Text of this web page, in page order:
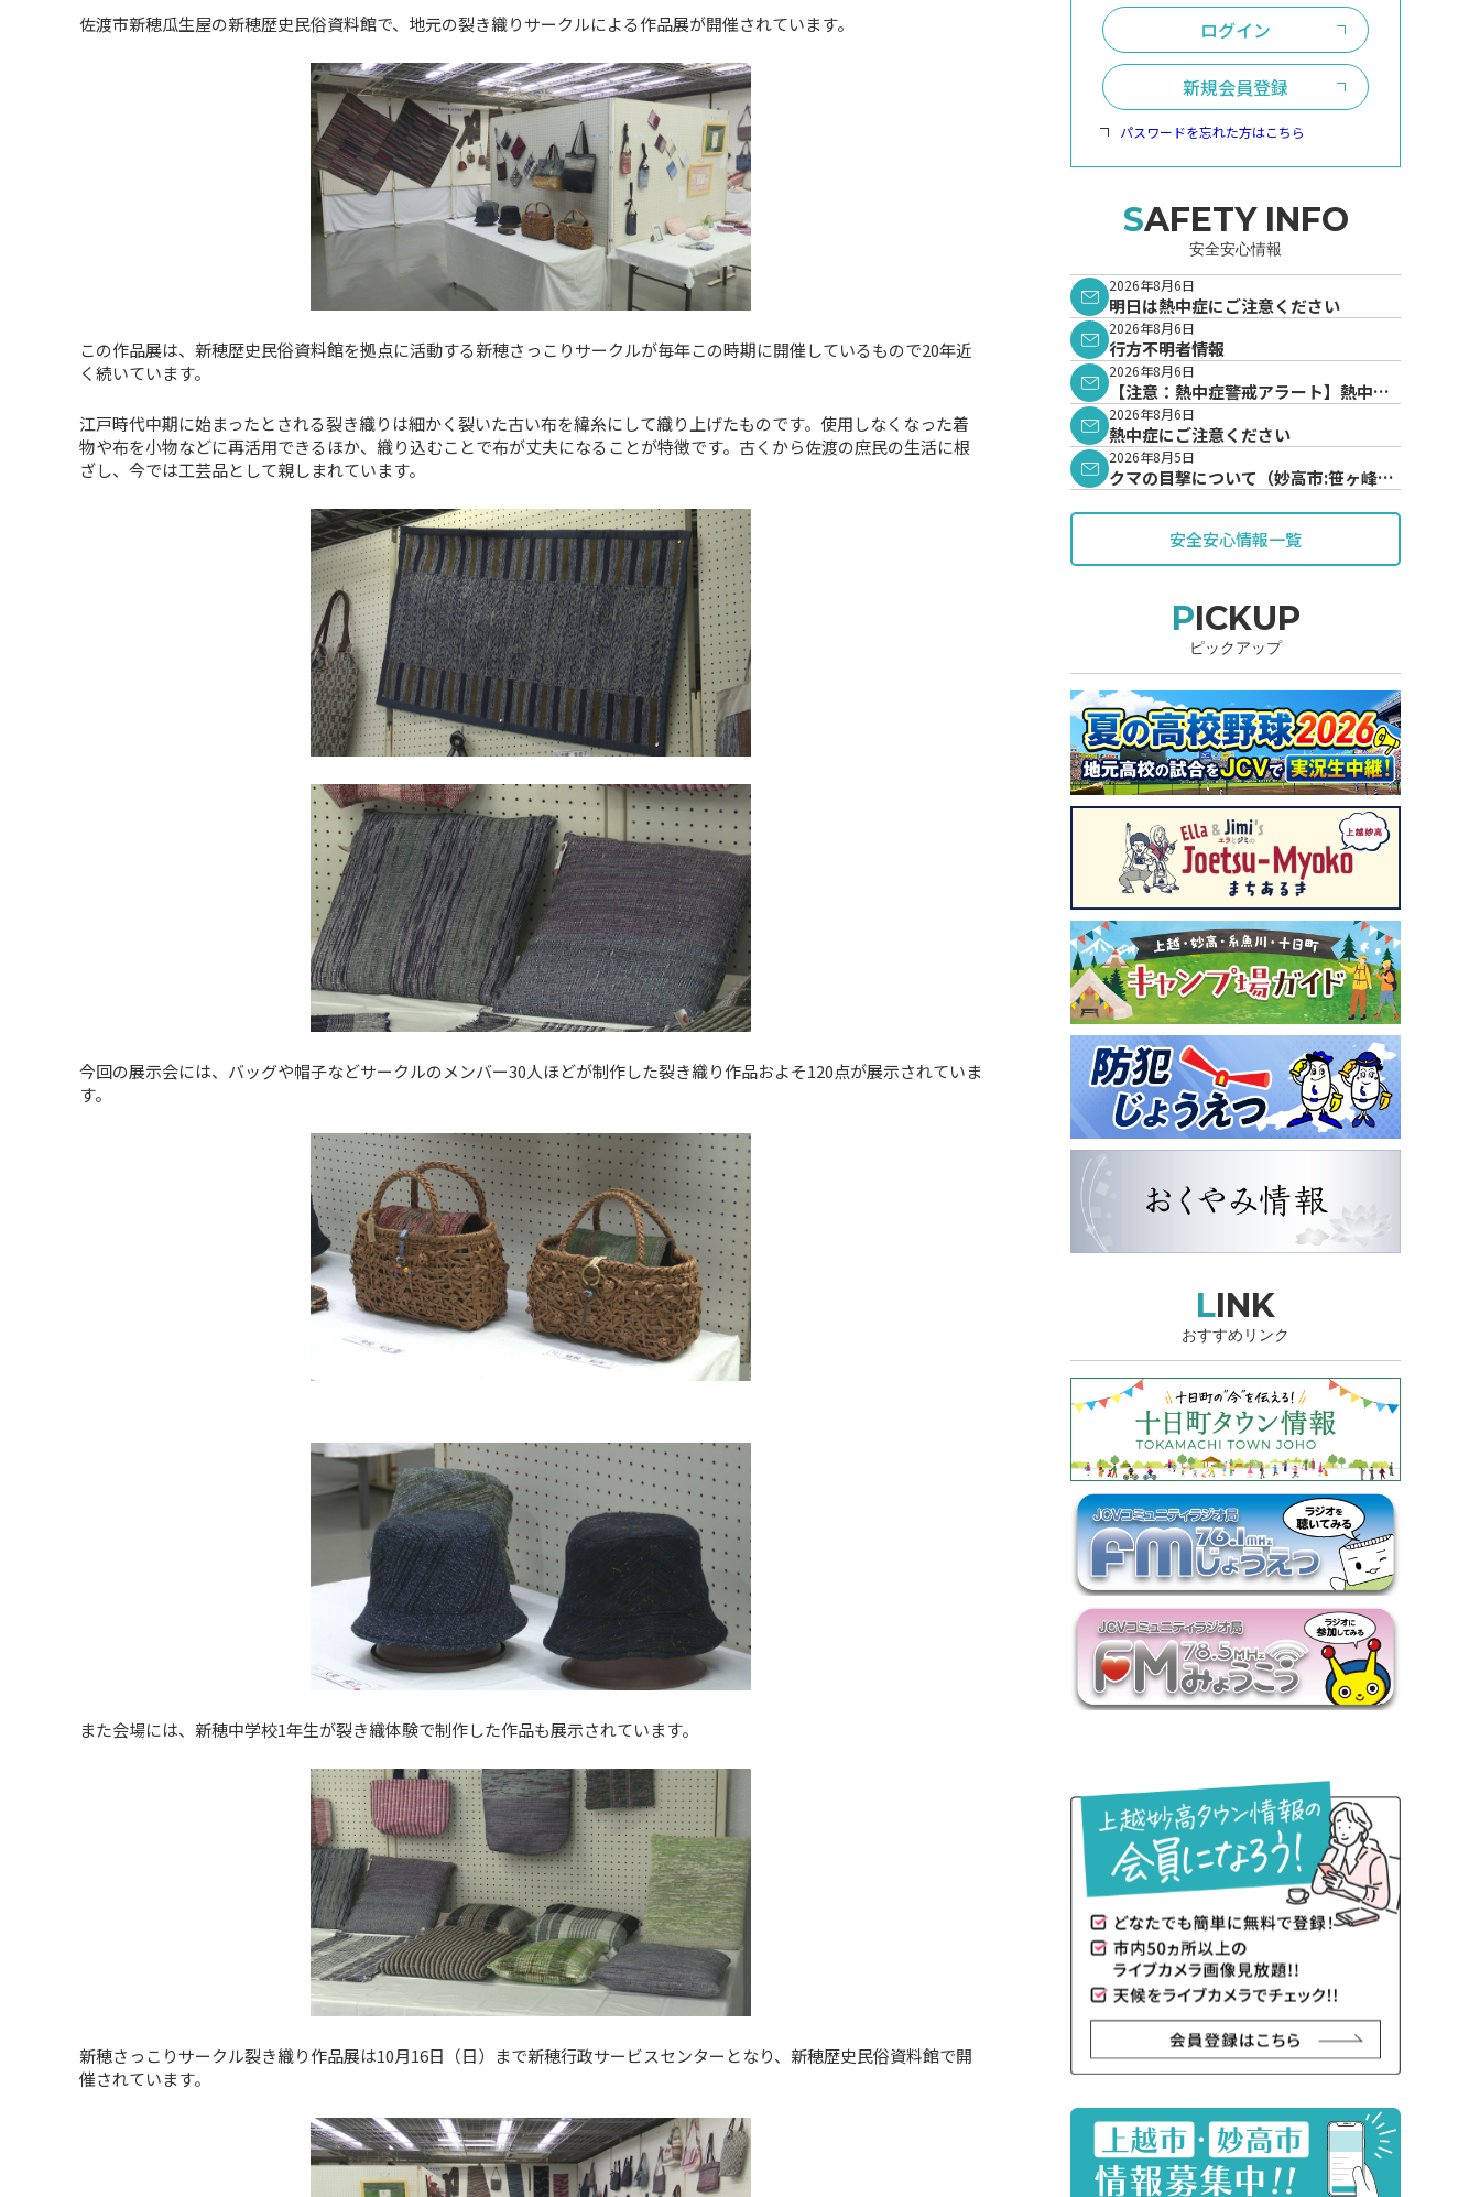
佐渡市新穂瓜生屋の新穂歴史民俗資料館で、地元の裂き織りサークルによる作品展が開催されています。
この作品展は、新穂歴史民俗資料館を拠点に活動する新穂さっこりサークルが毎年この時期に開催しているもので20年近
く続いています。
江戸時代中期に始まったとされる裂き織りは細かく裂いた古い布を緯糸にして織り上げたものです。使用しなくなった着
物や布を小物などに再活用できるほか、織り込むことで布が丈夫になることが特徴です。古くから佐渡の庶民の生活に根
ざし、今では工芸品として親しまれています。
今回の展示会には、バッグや帽子などサークルのメンバー30人ほどが制作した裂き織り作品およそ120点が展示されていま
す。
また会場には、新穂中学校1年生が裂き織体験で制作した作品も展示されています。
新穂さっこりサークル裂き織り作品展は10月16日（日）まで新穂行政サービスセンターとなり、新穂歴史民俗資料館で開
催されています。
ログイン
新規会員登録
パスワードを忘れた方はこちら
SAFETY INFO
安全安心情報
2026年8月6日
明日は熱中症にご注意ください
2026年8月6日
行方不明者情報
2026年8月6日
【注意：熱中症警戒アラート】熱中症
警戒アラートが発表されています。
2026年8月6日
熱中症にご注意ください
2026年8月5日
クマの目撃について（妙高市:笹ヶ峰地
安全安心情報一覧
PICKUP
ピックアップ
LINK
おすすめリンク